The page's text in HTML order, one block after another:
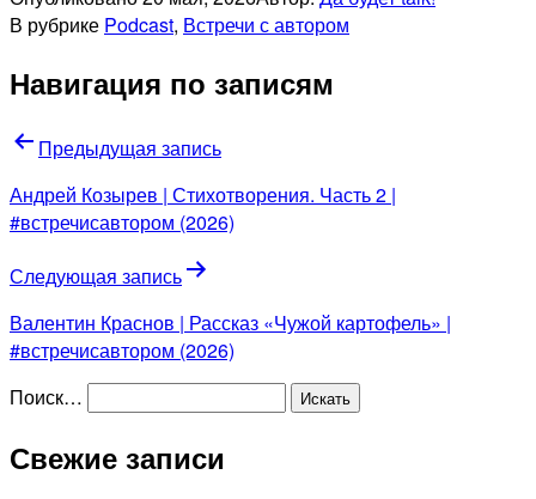
В рубрике Podcast, Встречи с автором
Навигация по записям
Предыдущая запись
Андрей Козырев | Стихотворения. Часть 2 |
#встречисавтором (2026)
Следующая запись
Валентин Краснов | Рассказ «Чужой картофель» |
#встречисавтором (2026)
Поиск…
Свежие записи